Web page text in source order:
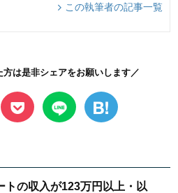
この執筆者の記事一覧
は是非シェアをお願いします／
トの収入が123万円以上・以